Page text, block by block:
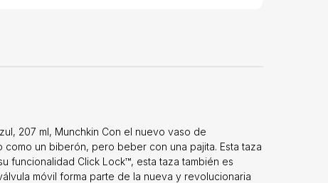
207 ml, Munchkin Con el nuevo vaso de
un biberón, pero beber con una pajita. Esta taza
funcionalidad Click Lock™, esta taza también es
móvil forma parte de la nueva y revolucionaria